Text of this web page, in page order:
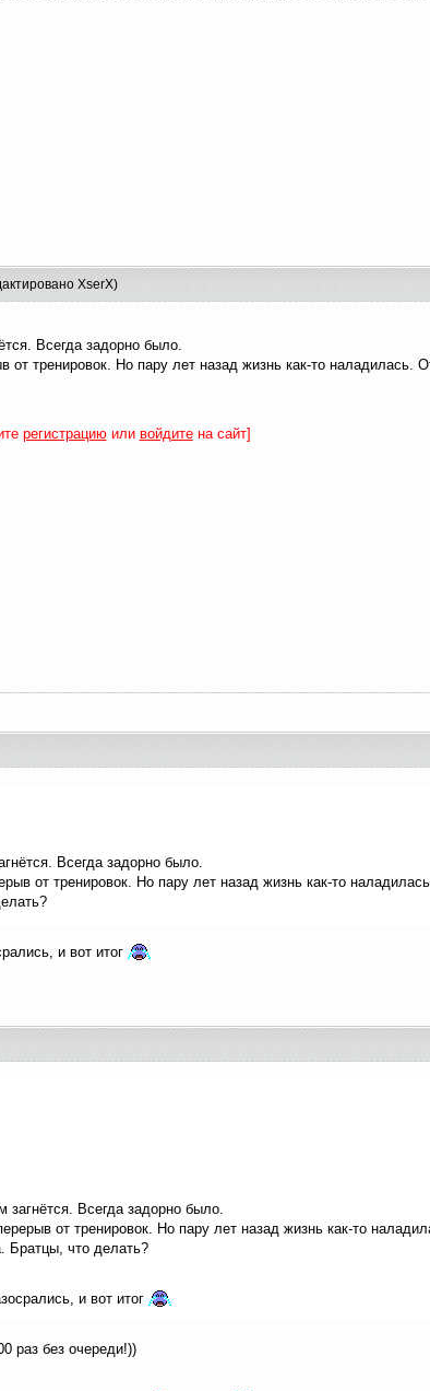
XserX)
Всегда задорно было.
тренировок. Но пару лет назад жизнь как-то наладилась.
регистрациюили войдитена сайт]
Всегда задорно было.
от тренировок. Но пару лет назад жизнь как-то
и вот итог
Всегда задорно было.
от тренировок. Но пару лет назад жизнь как-то
Братцы, что делать?
и вот итог
раз без очереди!))